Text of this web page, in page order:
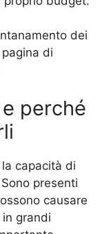
dei
di
perché
capacità di
presenti
causare
grandi